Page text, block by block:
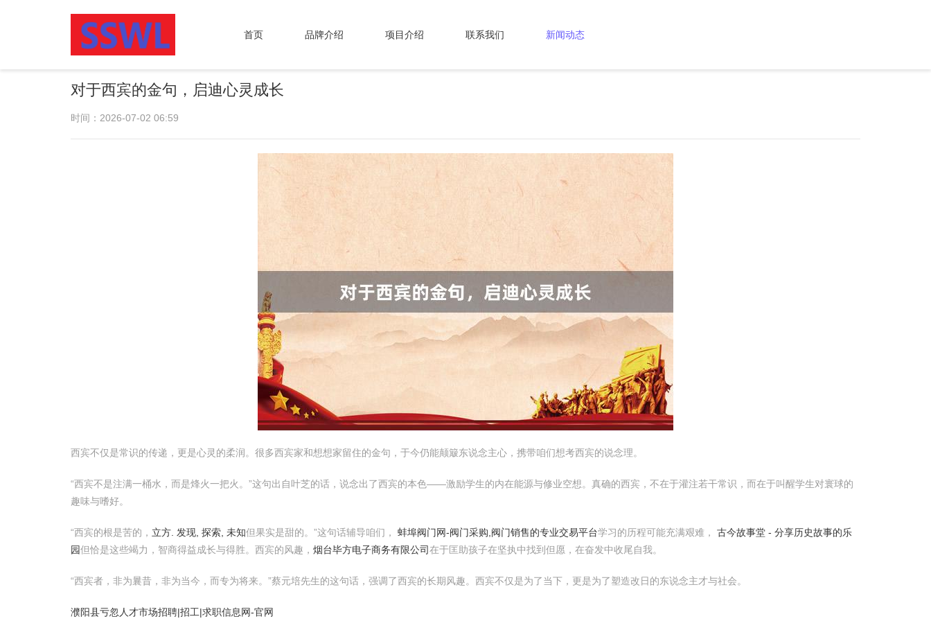
首页 品牌介绍 项目介绍 联系我们 新闻动态
对于西宾的金句，启迪心灵成长
时间：2026-07-02 06:59
西宾不仅是常识的传递，更是心灵的柔润。很多西宾家和想想家留住的金句，于今仍能颠簸东说念主心，携带咱们想考西宾的说念理。
“西宾不是注满一桶水，而是烽火一把火。”这句出自叶芝的话，说念出了西宾的本色——激励学生的内在能源与修业空想。真确的西宾，不在于灌注若干常识，而在于叫醒学生对寰球的
趣味与嗜好。
“西宾的根是苦的， 立方. 发现, 探索, 未知但果实是甜的。”这句话辅导咱们， 蚌埠阀门网-阀门采购,阀门销售的专业交易平台学习的历程可能充满艰难， 古今故事堂 - 分享历史故事的乐
园但恰是这些竭力，智商得益成长与得胜。西宾的风趣， 烟台毕方电子商务有限公司在于匡助孩子在坚执中找到但愿，在奋发中收尾自我。
“西宾者，非为曩昔，非为当今，而专为将来。”蔡元培先生的这句话，强调了西宾的长期风趣。西宾不仅是为了当下，更是为了塑造改日的东说念主才与社会。
濮阳县亏忽人才市场招聘|招工|求职信息网-官网